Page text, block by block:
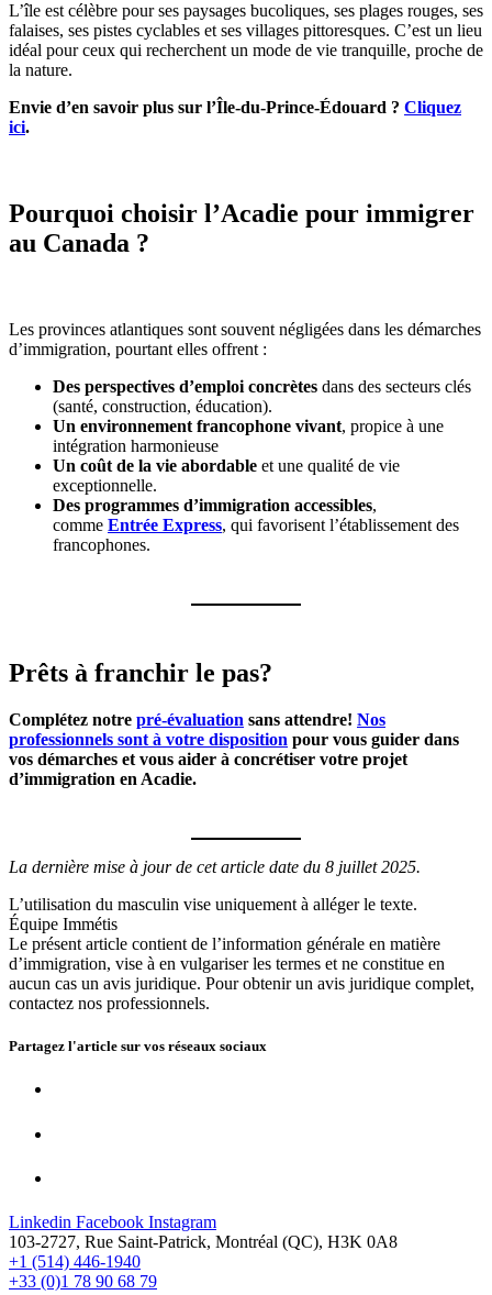
L’île est célèbre pour ses paysages bucoliques, ses plages rouges, ses
falaises, ses pistes cyclables et ses villages pittoresques. C’est un lieu
idéal pour ceux qui recherchent un mode de vie tranquille, proche de
la nature.
Envie d’en savoir plus sur l’Île-du-Prince-Édouard ? Cliquez
ici.
Pourquoi choisir l’Acadie pour immigrer
au Canada ?
Les provinces atlantiques sont souvent négligées dans les démarches
d’immigration, pourtant elles offrent :
Des perspectives d’emploi concrètes dans des secteurs clés
(santé, construction, éducation).
Un environnement francophone vivant, propice à une
intégration harmonieuse
Un coût de la vie abordable et une qualité de vie
exceptionnelle.
Des programmes d’immigration accessibles,
comme Entrée Express, qui favorisent l’établissement des
francophones.
Prêts à franchir le pas?
Complétez notre pré-évaluation sans attendre! Nos
professionnels sont à votre disposition pour vous guider dans
vos démarches et vous aider à concrétiser votre projet
d’immigration en Acadie.
La dernière mise à jour de cet article date du 8 juillet 2025.
L’utilisation du masculin vise uniquement à alléger le texte.
Équipe Immétis
Le présent article contient de l’information générale en matière
d’immigration, vise à en vulgariser les termes et ne constitue en
aucun cas un avis juridique. Pour obtenir un avis juridique complet,
contactez nos professionnels.
Partagez l'article sur vos réseaux sociaux
Linkedin Facebook Instagram
103-2727, Rue Saint-Patrick, Montréal (QC), H3K 0A8
+1 (514) 446-1940
+33 (0)1 78 90 68 79